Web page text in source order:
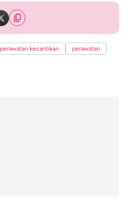
perawatan kecantikan perawatan